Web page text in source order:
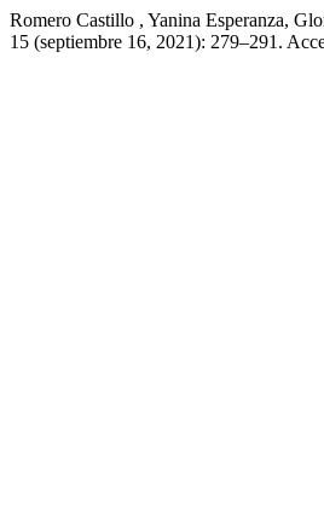
Romero Castillo , Yanina Esperanza,
15 (septiembre 16, 2021): 279–291.